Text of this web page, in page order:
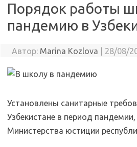
Порядок работы
пандемию в
Автор: Marina Kozlova 28/08/
Установлены санитарные
Узбекистане в период
Министерства юстиции